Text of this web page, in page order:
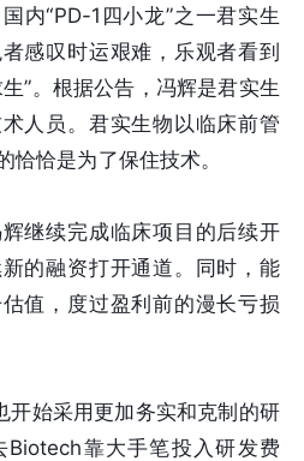
内“PD-1四小龙”之一君实生
感叹时运艰难，乐观者看到
”。根据公告，冯辉是君实生
人员。君实生物以临床前管
恰恰是为了保住技术。
继续完成临床项目的后续开
的融资打开通道。同时，能
值，度过盈利前的漫长亏损
开始采用更加务实和克制的研
Biotech靠大手笔投入研发费